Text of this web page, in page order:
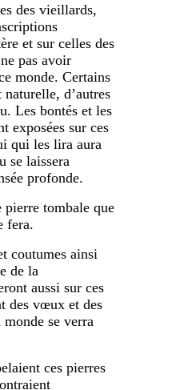
des vieillards,
et sur celles des
pas avoir
monde. Certains
d’autres
Les bontés et les
exposées sur ces
qui les lira aura
se laissera
profonde.
pierre tombale que
fera.
coutumes ainsi
de la
aussi sur ces
des vœux et des
se verra
ces pierres